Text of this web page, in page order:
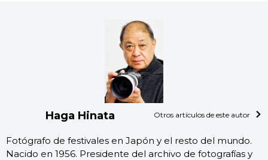
Haga Hinata Otros artículos de este autor
Fotógrafo de festivales en Japón y el resto del mundo.
Nacido en 1956. Presidente del archivo de fotografías y